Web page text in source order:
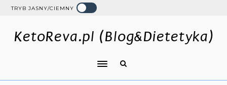
TRYB JASNY/CIEMNY
KetoReva.pl (Blog&Dietetyka)